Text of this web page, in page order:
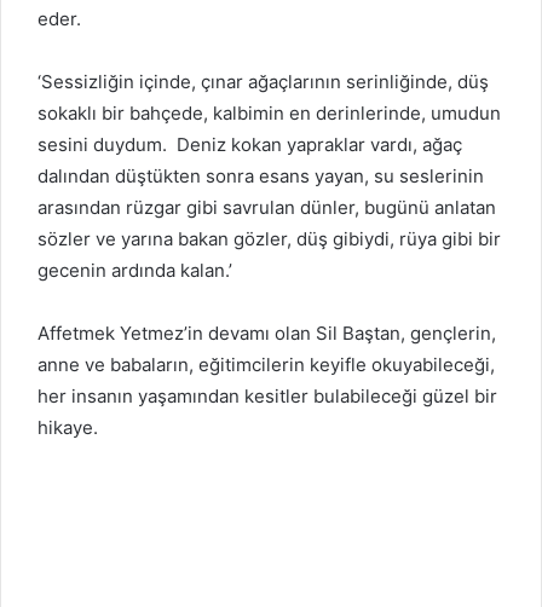
eder.
‘Sessizliğin içinde, çınar ağaçlarının serinliğinde, düş
sokaklı bir bahçede, kalbimin en derinlerinde, umudun
sesini duydum. Deniz kokan yapraklar vardı, ağaç
dalından düştükten sonra esans yayan, su seslerinin
arasından rüzgar gibi savrulan dünler, bugünü anlatan
sözler ve yarına bakan gözler, düş gibiydi, rüya gibi bir
gecenin ardında kalan.’
Affetmek Yetmez’in devamı olan Sil Baştan, gençlerin,
anne ve babaların, eğitimcilerin keyifle okuyabileceği,
her insanın yaşamından kesitler bulabileceği güzel bir
hikaye.